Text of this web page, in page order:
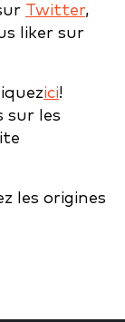
Twitter,
liker sur
ici!
sur les
les origines